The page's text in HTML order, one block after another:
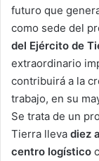
futuro que
como sede del
del Ejército de
extraordinario
contribuirá a la
trabajo, en su
Se trata de un
Tierra lleva diez
centro logístico